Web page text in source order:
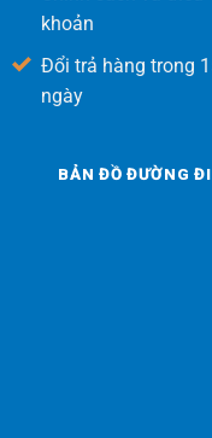
khoản
Đổi trả hàng trong
ngày
BẢN ĐỒ ĐƯỜNG ĐI